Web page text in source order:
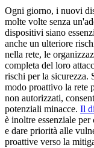
Ogni giorno, i nuovi
molte volte senza
dispositivi siano
anche un ulteriore
nella rete, le
completa del loro
rischi per la sicurezza.
modo proattivo la rete
non autorizzati,
potenziali minacce. Il
è inoltre essenziale
e dare priorità alle
proattive verso la